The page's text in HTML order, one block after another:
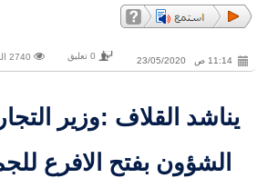
11:14 ص 23/05/2020 0 تعليق
يناشد القلاف :وزير
الشؤون بفتح الافرع